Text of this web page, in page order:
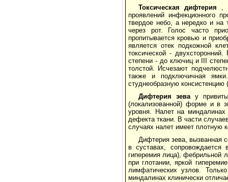
Токсическая дифтерия
проявлений инфекционного
твердое небо, а нередко и на
через рот. Голос часто
пропитывается кровью и
является отек подкожной
токсической -
степени - до ключиц и III
толстой. Исчезают
также и подключичная
студнеобразную
Дифтерия зева у
(локализованной) форме и в
уровня. Налет на миндалинах
дефекта ткани. В части
случаях налет имеет плотную
Дифтерия зева, вызванная
в суставах, сопровождается
гиперемия лица), фебрильной
при глотании, яркой
лимфатических узлов.
миндалинах клинически